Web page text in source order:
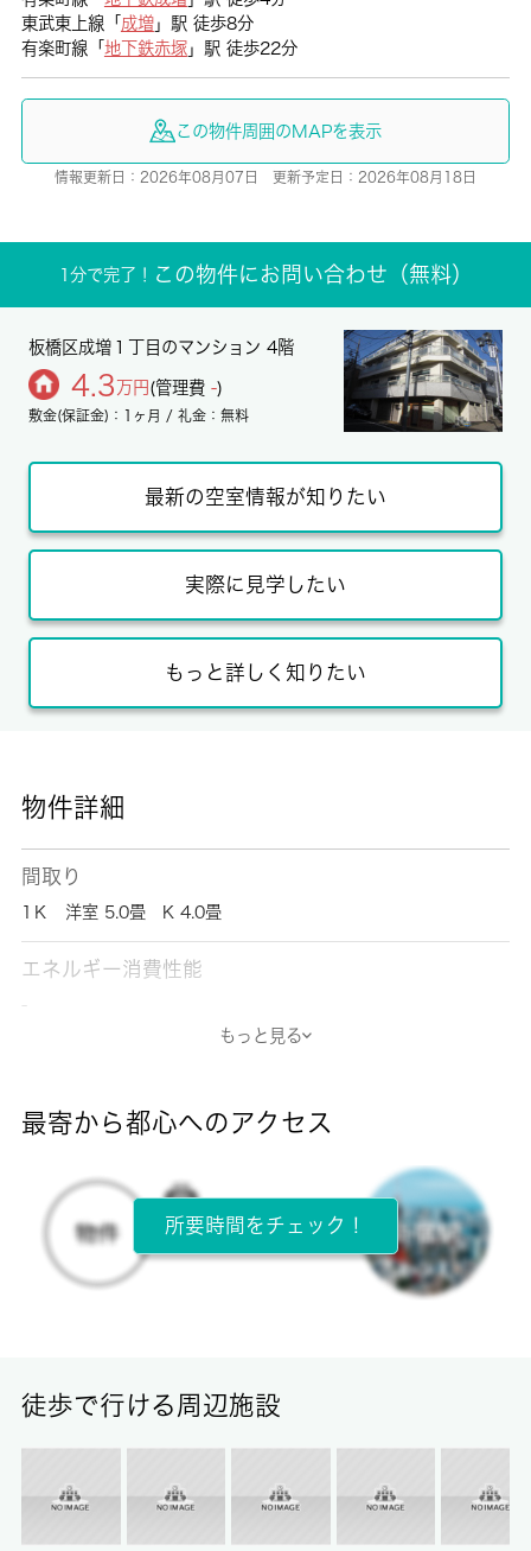
東武東上線「 成増」駅 徒歩8分
有楽町線「 地下鉄赤塚」駅 徒歩22分
この物件周囲のMAPを表示
情報更新日：2026年08月07日 更新予定日：2026年08月18日
1分で完了！ この物件にお問い合わせ（無料）
板橋区成増１丁目のマンション 4階
4.3 万円 (管理費 -)
敷金(保証金)：1ヶ月 / 礼金：無料
最新の空室情報が知りたい
実際に見学したい
もっと詳しく知りたい
物件詳細
間取り
1Ｋ 洋室 5.0畳 K 4.0畳
エネルギー消費性能
-
所在階
4階 / 4階建
もっと見る
最寄から都心へのアクセス
所要時間をチェック！
徒歩で行ける周辺施設